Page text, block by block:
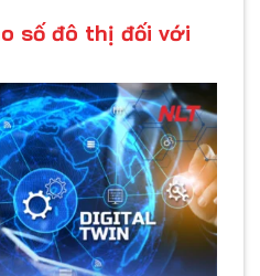
số đô thị đối với